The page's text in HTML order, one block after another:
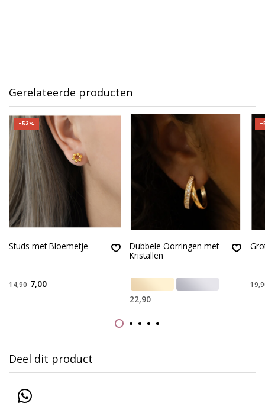
Gerelateerde producten
-53%
Studs met Bloemetje
14,90 7,00
Dubbele Oorringen met
Kristallen
22,90
-
Deel dit product